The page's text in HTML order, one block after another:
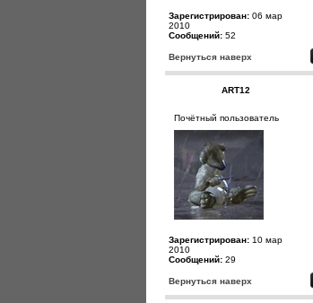
Зарегистрирован: 06 мар
2010
Сообщений: 52
Вернуться наверх
ART12
Почётный пользователь
Зарегистрирован: 10 мар
2010
Сообщений: 29
Вернуться наверх